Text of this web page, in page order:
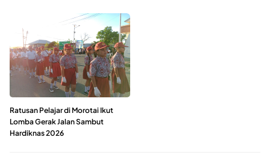
Ratusan Pelajar di Morotai Ikut
Lomba Gerak Jalan Sambut
Hardiknas 2026